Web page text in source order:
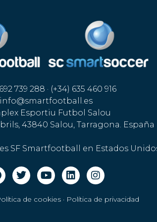
739 288 · (+34) 635 460 916
info@smartfootball.es
Esportiu Futbol Salou
43840 Salou, Tarragona. España
SF Smartfootball en Estados
de cookies· Política de privacidad